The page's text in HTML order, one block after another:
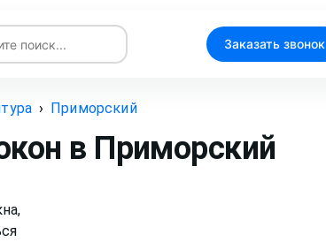
Заказать звонок
› Приморский
в Приморский